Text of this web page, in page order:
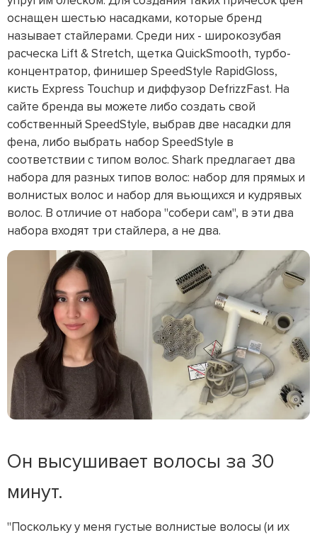
оснащен шестью насадками, которые бренд
называет стайлерами. Среди них - широкозубая
расческа Lift & Stretch, щетка QuickSmooth, турбо-
концентратор, финишер SpeedStyle RapidGloss,
кисть Express Touchup и диффузор DefrizzFast. На
сайте бренда вы можете либо создать свой
собственный SpeedStyle, выбрав две насадки для
фена, либо выбрать набор SpeedStyle в
соответствии с типом волос. Shark предлагает два
набора для разных типов волос: набор для прямых и
волнистых волос и набор для вьющихся и кудрявых
волос. В отличие от набора "собери сам", в эти два
набора входят три стайлера, а не два.
Он высушивает волосы за 30
минут.
"Поскольку у меня густые волнистые волосы (и их